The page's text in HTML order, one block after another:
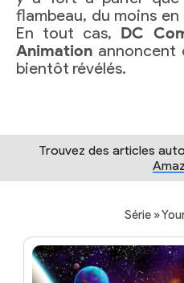
flambeau, du moins
En tout cas, DC
Animation annoncent
bientôt révélés.
Trouvez des articles
Série »